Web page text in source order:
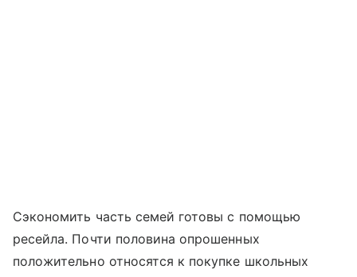
Сэкономить часть семей готовы с помощью
ресейла. Почти половина опрошенных
положительно относятся к покупке школьных